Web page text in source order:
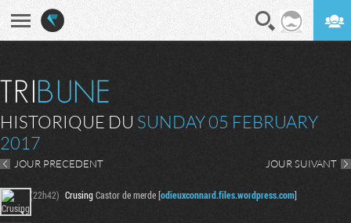
HISTORIQUE DU SUNDAY 05 FEBRUARY
2017
JOUR PRECEDENT JOUR SUIVANT
(22h42) CrusingCastor de merde [odieuxconnard.files.wordpress.com]